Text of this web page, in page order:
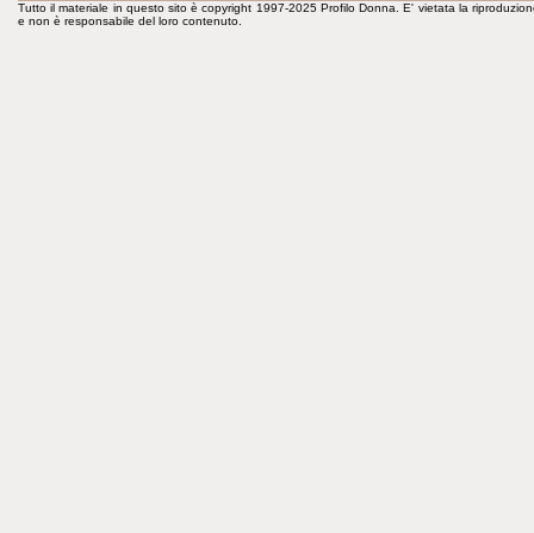
Tutto il materiale in questo sito è copyright 1997-2025 Profilo Donna. E' vietata la
e non è responsabile del loro contenuto.